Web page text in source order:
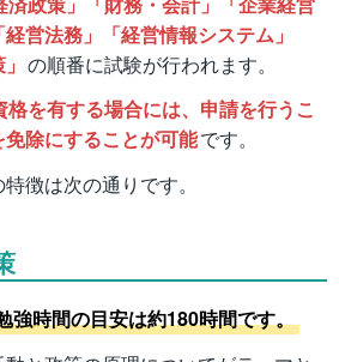
営法務」「経営情報システム」
の順番に試験が行われます。
格を有する場合には、申請を行うこ
除にすることが可能です。
徴は次の通りです。
強時間の目安は約180時間です。